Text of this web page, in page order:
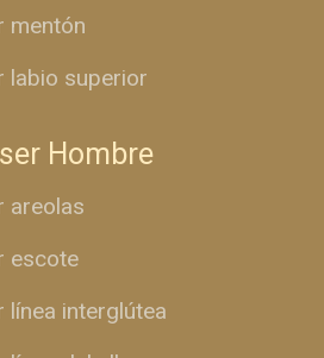
mentón
labio superior
Hombre
areolas
escote
línea interglútea